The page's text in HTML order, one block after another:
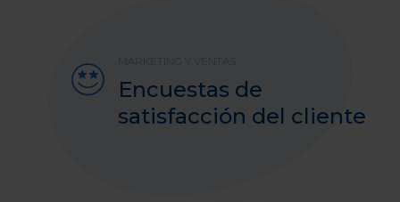
MARKETING Y VENTAS
Encuestas de
satisfacción del cliente